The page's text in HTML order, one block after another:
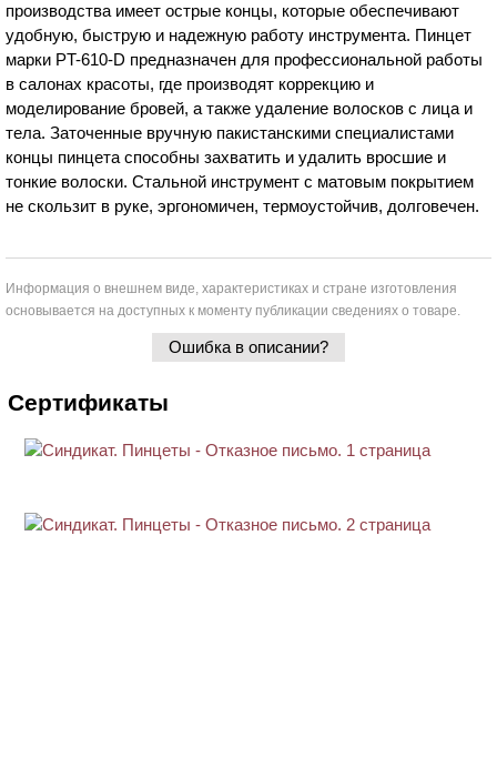
производства имеет острые концы, которые обеспечивают
удобную, быструю и надежную работу инструмента. Пинцет
марки PT-610-D предназначен для профессиональной работы
в салонах красоты, где производят коррекцию и
моделирование бровей, а также удаление волосков с лица и
тела. Заточенные вручную пакистанскими специалистами
концы пинцета способны захватить и удалить вросшие и
тонкие волоски. Стальной инструмент с матовым покрытием
не скользит в руке, эргономичен, термоустойчив, долговечен.
Информация о внешнем виде, характеристиках и стране изготовления
основывается на доступных к моменту публикации сведениях о товаре.
Ошибка в описании?
Сертификаты